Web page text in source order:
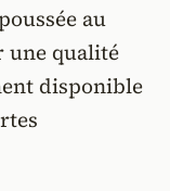
au
une qualité
disponible